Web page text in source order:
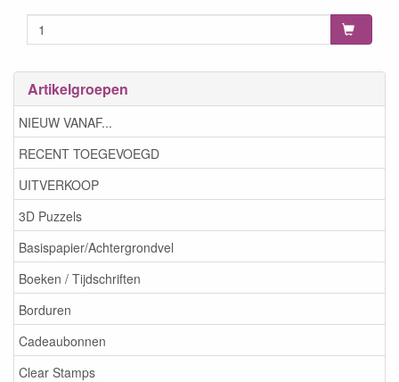
Artikelgroepen
NIEUW VANAF...
RECENT TOEGEVOEGD
UITVERKOOP
3D Puzzels
Basispapier/Achtergrondvel
Boeken / Tijdschriften
Borduren
Cadeaubonnen
Clear Stamps